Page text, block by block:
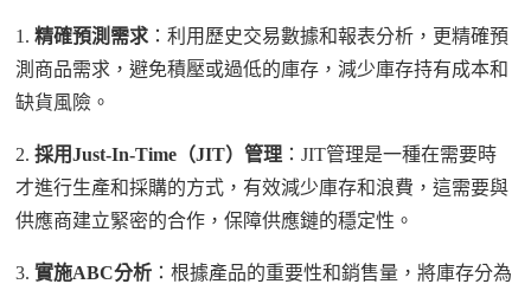
1.精確預測需求 ：利用歷史交易數據和報表分析，更精確預
測商品需求，避免積壓或過低的庫存，減少庫存持有成本和
缺貨風險。
2.採用Just-In-Time （JIT）管理 ：JIT管理是一種在需要時
才進行生產和採購的方式，有效減少庫存和浪費，這需要與
供應商建立緊密的合作，保障供應鏈的穩定性。
3.實施ABC分析 ：根據產品的重要性和銷售量，將庫存分為